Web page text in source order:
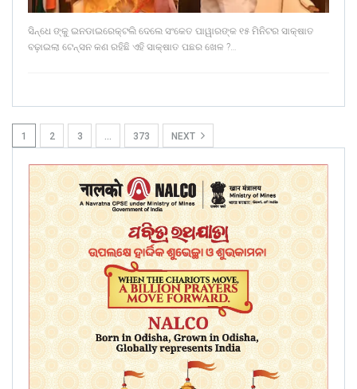
ସିନ୍ଧେ ଙ୍କୁ ଇନଡାଇରେକ୍ଟଲି ଦେଲେ ସଂକେତ ପାୱାରଙ୍କ ୧୫ ମିନିଟର ସାକ୍ଷାତ
ବଢ଼ାଇଲା ଟେନ୍ସନ କଣ ରହିଛି ଏହି ସାକ୍ଷାତ ପଛର ଖେଳ ?…
1 2 3 … 373 NEXT